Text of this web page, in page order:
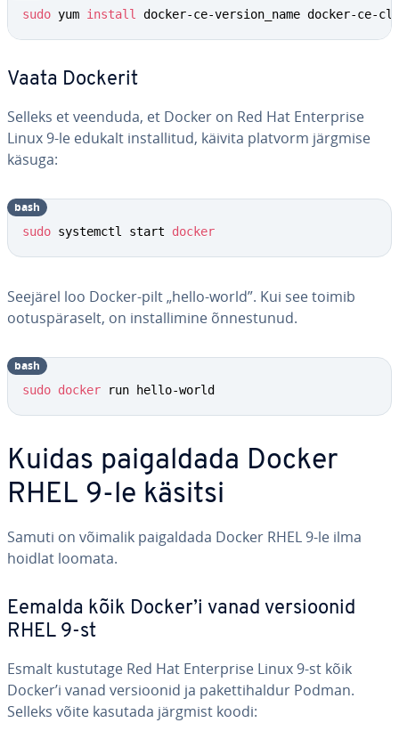
sudo yum install docker-ce-version_name docker-ce-
Vaata Dockerit
Selleks et veenduda, et Docker on Red Hat En­terprise
Linux 9-le edukalt ins­tal­li­tud, käivita platvorm järgmise
käsuga:
sudo systemctl start docker
bash
Seejärel loo Docker-pilt „hello-world”. Kui see toimib
ootus­pä­ra­selt, on ins­tal­li­mine õn­nes­tu­nud.
sudo docker run hello-world
bash
Kuidas pai­gal­dada Docker
RHEL 9-le käsitsi
Samuti on võimalik pai­gal­dada Docker RHEL 9-le ilma
hoidlat loomata.
Eemalda kõik Docker’i vanad ver­sioo­nid
RHEL 9-st
Esmalt kustutage Red Hat En­terprise Linux 9-st kõik
Docker’i vanad ver­sioo­nid ja pa­ket­ti­hal­dur Podman.
Selleks võite kasutada järgmist koodi: